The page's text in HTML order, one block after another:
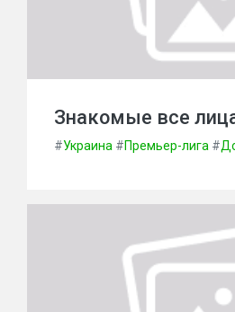
Знакомые все
#Украина #Премьер-лига #